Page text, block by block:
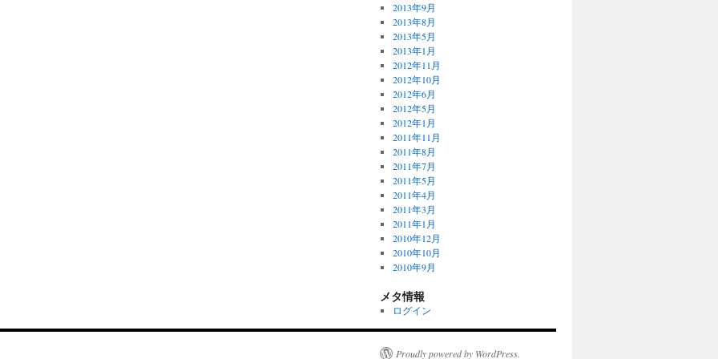
2013年9月
2013年8月
2013年5月
2013年1月
2012年11月
2012年10月
2012年6月
2012年5月
2012年1月
2011年11月
2011年8月
2011年7月
2011年5月
2011年4月
2011年3月
2011年1月
2010年12月
2010年10月
2010年9月
メタ情報
ログイン
Proudly powered by WordPress.